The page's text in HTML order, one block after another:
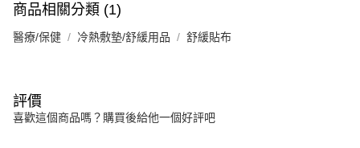
商品相關分類 (1)
醫療/保健 冷熱敷墊/舒緩用品 舒緩貼布
評價
喜歡這個商品嗎？購買後給他一個好評吧